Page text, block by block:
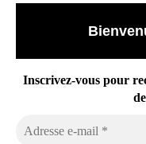
Inscrivez-vous pour
e-